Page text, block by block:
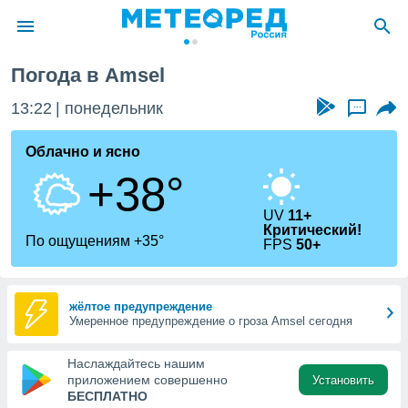
о
Вы можете
к этому
доступ
Погода в Amsel
13:22 понедельник ...
Облачно и ясно
+38°
По ощущениям +35°
UV 11+
Критический!
FPS50+
жёлтое предупреждение
Умеренное предупреждение о гроза Amsel сегодня
Наслаждайтесь нашим
приложением совершенно
БЕСПЛАТНО
Установить